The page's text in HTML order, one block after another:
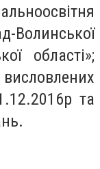
Волинської
області»;
та